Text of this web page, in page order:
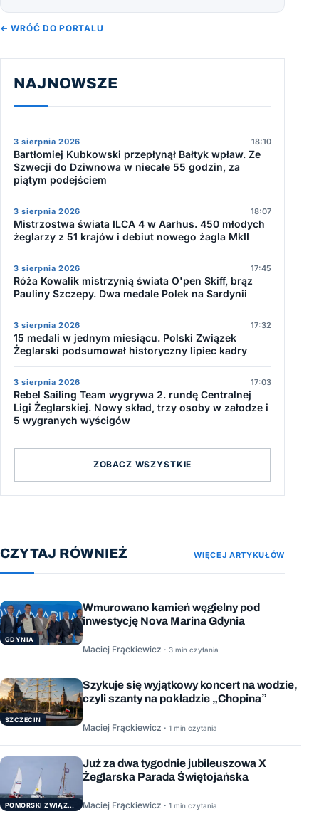
← WRÓĆ DO PORTALU
NAJNOWSZE
3 sierpnia 2026 18:10
Bartłomiej Kubkowski przepłynął Bałtyk wpław. Ze
Szwecji do Dziwnowa w niecałe 55 godzin, za
piątym podejściem
3 sierpnia 2026 18:07
Mistrzostwa świata ILCA 4 w Aarhus. 450 młodych
żeglarzy z 51 krajów i debiut nowego żagla MkII
3 sierpnia 2026 17:45
Róża Kowalik mistrzynią świata O'pen Skiff, brąz
Pauliny Szczepy. Dwa medale Polek na Sardynii
3 sierpnia 2026 17:32
15 medali w jednym miesiącu. Polski Związek
Żeglarski podsumował historyczny lipiec kadry
3 sierpnia 2026 17:03
Rebel Sailing Team wygrywa 2. rundę Centralnej
Ligi Żeglarskiej. Nowy skład, trzy osoby w załodze i
5 wygranych wyścigów
ZOBACZ WSZYSTKIE
CZYTAJ RÓWNIEŻ WIĘCEJ ARTYKUŁÓW
GDYNIA
Wmurowano kamień węgielny pod
inwestycję Nova Marina Gdynia
Maciej Frąckiewicz · 3 min czytania
SZCZECIN
Szykuje się wyjątkowy koncert na wodzie,
czyli szanty na pokładzie „Chopina”
Maciej Frąckiewicz · 1 min czytania
POMORSKI ZWIĄZEK ŻEGLARSKI
Już za dwa tygodnie jubileuszowa X
Żeglarska Parada Świętojańska
Maciej Frąckiewicz · 1 min czytania